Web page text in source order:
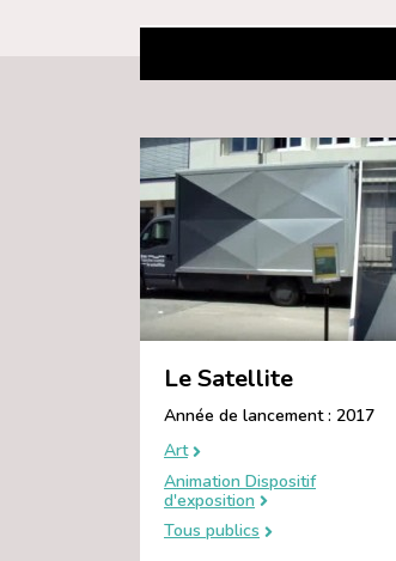
Le Satellite
Année de lancement : 2017
Art
Animation Dispositif
d'exposition
Tous publics